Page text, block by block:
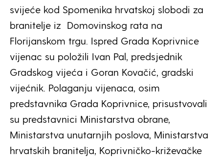
svijeće kod Spomenika hrvatskoj slobodi za
branitelje iz Domovinskog rata na
Florijanskom trgu. Ispred Grada Koprivnice
vijenac su položili Ivan Pal, predsjednik
Gradskog vijeća i Goran Kovačić, gradski
vijećnik. Polaganju vijenaca, osim
predstavnika Grada Koprivnice, prisustvovali
su predstavnici Ministarstva obrane,
Ministarstva unutarnjih poslova, Ministarstva
hrvatskih branitelja, Koprivničko-križevačke